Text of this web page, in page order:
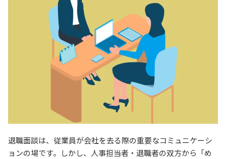
退職面談は、従業員が会社を去る際の重要なコミュニケーシ
ョンの場です。しかし、人事担当者・退職者の双方から「め